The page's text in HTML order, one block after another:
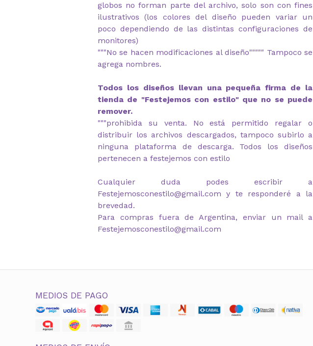
globos no forman parte del archivo, solo son con fines
ilustrativos (los colores del diseño pueden variar un
poco dependiendo de las distintas configuraciones de
monitores)
"""No se hacen modificaciones al diseño""""" Tampoco se
agrega nombres.
Todos los diseños llevan una pequeña firma de la
tienda de "Festejemos con estilo" que no se puede
remover.
"""prohibida su venta. No está permitido regalar o
distribuir los archivos descargados, tampoco subirlo a
ninguna plataforma de descarga. Todos los diseños
pertenecen a festejemos con estilo
Cualquier duda podes escribir a
Festejemosconestilo@gmail.com y te responderé a la
brevedad.
Para compras fuera de Argentina, enviar un mail a
Festejemosconestilo@gmail.com
MEDIOS DE PAGO